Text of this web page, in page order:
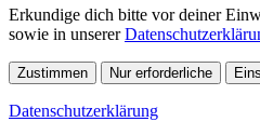
Erkundige dich bitte vor deiner
sowie in unserer
Zustimmen Nur erforderliche
Datenschutzerklärung